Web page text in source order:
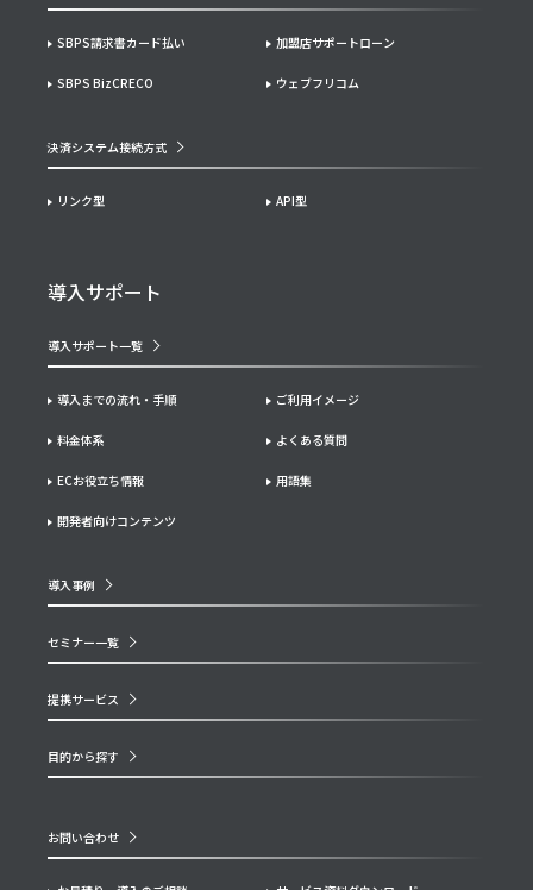
SBPS請求書カード払い 加盟店サポートローン
SBPS BizCRECO ウェブフリコム
決済システム接続方式
リンク型 API型
導入サポート
導入サポート一覧
導入までの流れ・手順 ご利用イメージ
料金体系 よくある質問
ECお役立ち情報 用語集
開発者向けコンテンツ
導入事例
セミナー一覧
提携サービス
目的から探す
お問い合わせ